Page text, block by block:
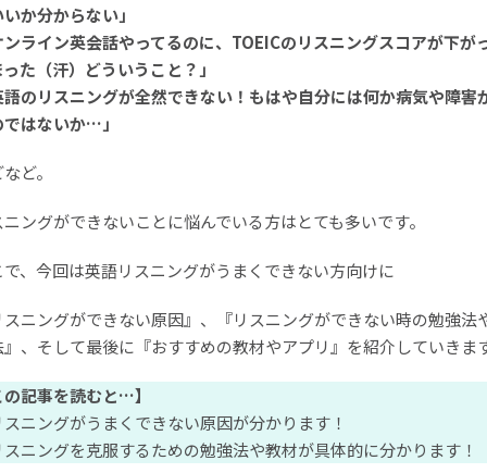
か分からない」
ライン英会話やってるのに、TOEICのリスニングスコアが下が
た（汗）どういうこと？」
語のリスニングが全然できない！もはや自分には何か病気や障害
はないか…」
ど。
ングができないことに悩んでいる方はとても多いです。
、今回は英語リスニングがうまくできない方向けに
スニングができない原因』、『リスニングができない時の勉強法
、そして最後に『おすすめの教材やアプリ』を紹介していきま
記事を読むと…】
ニングがうまくできない原因が分かります！
ニングを克服するための勉強法や教材が具体的に分かります！